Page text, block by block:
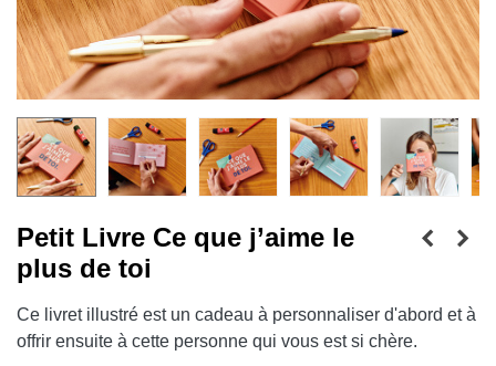
Petit Livre Ce que j’aime le
plus de toi
Ce livret illustré est un cadeau à personnaliser d'abord et à
offrir ensuite à cette personne qui vous est si chère.